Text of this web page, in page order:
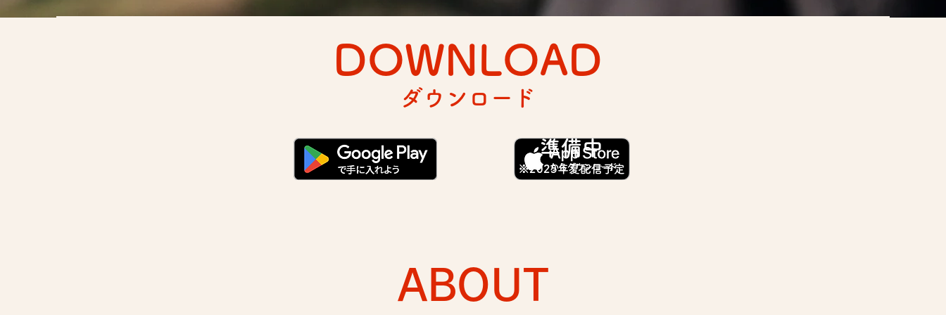
DOWNLOAD
ダウンロード
準備中
​※2025年夏配信予定
​ABOUT